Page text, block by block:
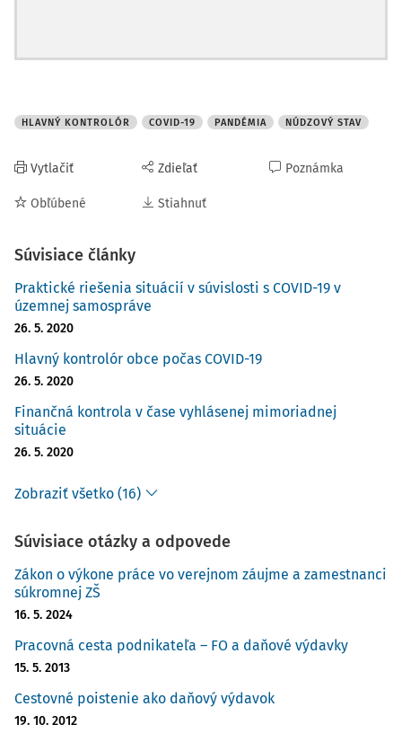
HLAVNÝ KONTROLÓR COVID-19 PANDÉMIA NÚDZOVÝ STAV
Vytlačiť
Obľúbené
Zdieľať
Stiahnuť
Poznámka
Súvisiace články
Praktické riešenia situácií v súvislosti s COVID-19 v
územnej samospráve
26. 5. 2020
Hlavný kontrolór obce počas COVID-19
26. 5. 2020
Finančná kontrola v čase vyhlásenej mimoriadnej
situácie
26. 5. 2020
Zobraziť všetko (16)
Súvisiace otázky a odpovede
Zákon o výkone práce vo verejnom záujme a zamestnanci
súkromnej ZŠ
16. 5. 2024
Pracovná cesta podnikateľa – FO a daňové výdavky
15. 5. 2013
Cestovné poistenie ako daňový výdavok
19. 10. 2012